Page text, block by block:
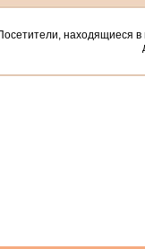
находящиеся в